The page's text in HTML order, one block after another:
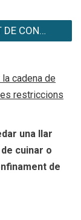
DESCARREGA AQUÍ EL DOCUMENT DE CONSENTIMENT
cadena de
restriccions
una llar
cuinar o
de